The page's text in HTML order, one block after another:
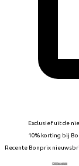
Exclusief uit de
10% korting bij
Recente Bonprix